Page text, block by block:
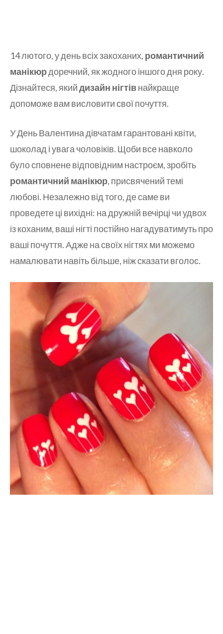
14 лютого, у день всіх закоханих, романтичний
манікюрдоречний, як жодного іншого дня року.
Дізнайтеся, якийдизайн нігтівнайкраще
допоможе вам висловити свої почуття.
У День Валентина дівчатам гарантовані квіти,
шоколад і увага чоловіків. Щоби все навколо
було сповнене відповідним настроєм, зробіть
романтичний манікюр, присвячений темі
любові. Незалежно від того, де саме ви
проведете ці вихідні: на дружній вечірці чи удвох
із коханим, ваші нігті постійно нагадуватимуть про
ваші почуття. Адже на своїх нігтях ми можемо
намалювати навіть більше, ніж сказати вголос.